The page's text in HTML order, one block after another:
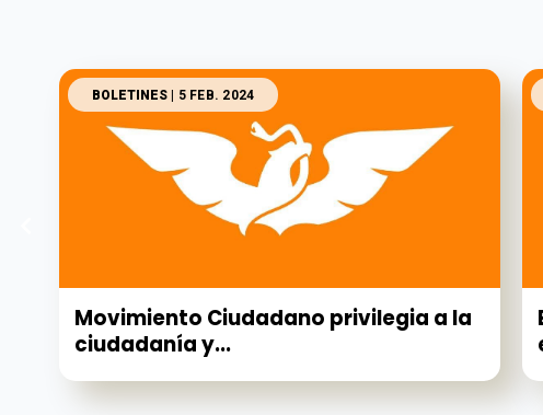
BOLETINES | 5 FEB. 2024
Movimiento Ciudadano privilegia a la
ciudadanía y...